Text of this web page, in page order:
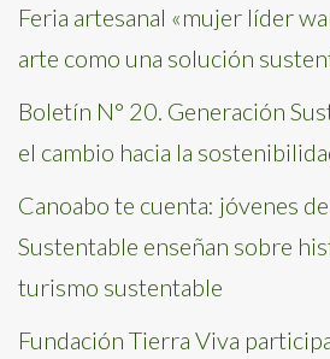
Feria artesanal «mujer líder
arte como una solución
Boletín N° 20. Generación
el cambio hacia la
Canoabo te cuenta: jóvenes
Sustentable enseñan sobre
turismo sustentable
Fundación Tierra Viva